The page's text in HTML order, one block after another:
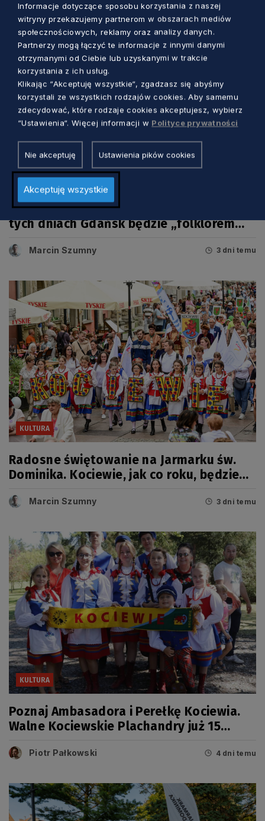
KULTURA
Tradycyjna muzyka i barwne tańce. W
tych dniach Gdańsk będzie „folklorem
Marcin Szumny 3 dni temu
KULTURA
Radosne świętowanie na Jarmarku św.
Dominika. Kociewie, jak co roku, będzie
Marcin Szumny 3 dni temu
KULTURA
Poznaj Ambasadora i Perełkę Kociewia.
Walne Kociewskie Plachandry już 15
Piotr Pałkowski 4 dni temu
Informacje dotyczące sposobu korzystania z naszej
witryny przekazujemy partnerom w obszarach mediów
społecznościowych, reklamy oraz analizy danych.
Partnerzy mogą łączyć te informacje z innymi danymi
otrzymanymi od Ciebie lub uzyskanymi w trakcie
korzystania z ich usług.
Klikając “Akceptuję wszystkie“, zgadzasz się abyśmy
korzystali ze wszystkich rodzajów cookies. Aby samemu
zdecydować, które rodzaje cookies akceptujesz, wybierz
“Ustawienia“. Więcej informacji w Polityce prywatności
Nie akceptuję Ustawienia pików cookies
Akceptuję wszystkie